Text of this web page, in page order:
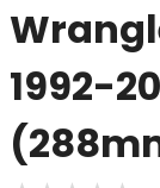
1992-